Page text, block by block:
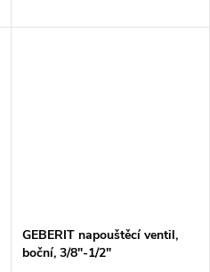
GEBERIT napouštěcí ventil,
boční, 3/8"-1/2"